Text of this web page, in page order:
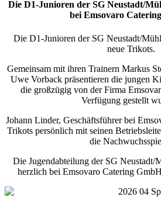
Die D1-Junioren der SG Neustadt/
bei Emsovaro
Die D1-Junioren der SG Neustadt/
neue Trikots.
Gemeinsam mit ihren Trainern Markus
Uwe Vorback präsentieren die jungen
die großzügig von der Firma
Verfügung gestellt
Johann Linder, Geschäftsführer bei
Trikots persönlich mit seinen
die
Die Jugendabteilung der SG Neustadt/
herzlich bei Emsovaro Catering